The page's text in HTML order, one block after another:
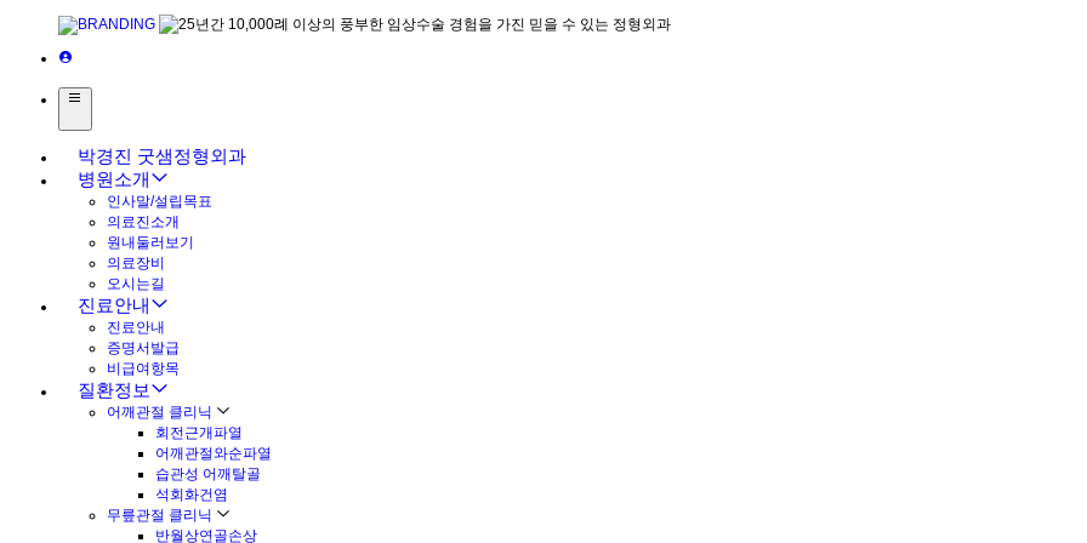
박경진 굿샘정형외과
병원소개
인사말/설립목표
의료진소개
원내둘러보기
의료장비
오시는길
진료안내
진료안내
증명서발급
비급여항목
질환정보
어깨관절 클리닉
회전근개파열
어깨관절와순파열
습관성 어깨탈골
석회화건염
무릎관절 클리닉
반월상연골손상